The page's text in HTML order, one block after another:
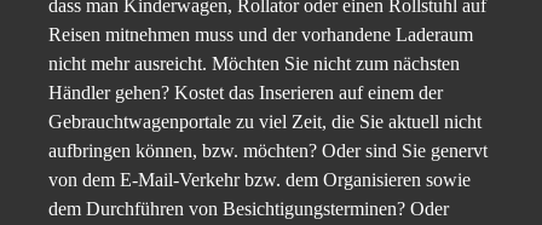
dass man Kinderwagen, Rollator oder einen Rollstuhl auf
Reisen mitnehmen muss und der vorhandene Laderaum
nicht mehr ausreicht. Möchten Sie nicht zum nächsten
Händler gehen? Kostet das Inserieren auf einem der
Gebrauchtwagenportale zu viel Zeit, die Sie aktuell nicht
aufbringen können, bzw. möchten? Oder sind Sie genervt
von dem E-Mail-Verkehr bzw. dem Organisieren sowie
dem Durchführen von Besichtigungsterminen? Oder